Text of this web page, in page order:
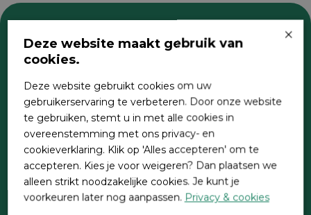
Zoeken
Direct contact
×
Deze website maakt gebruik van
cookies.
Deze website gebruikt cookies om uw
gebruikerservaring te verbeteren. Door onze website
te gebruiken, stemt u in met alle cookies in
overeenstemming met ons privacy- en
cookieverklaring. Klik op 'Alles accepteren' om te
accepteren. Kies je voor weigeren? Dan plaatsen we
alleen strikt noodzakelijke cookies. Je kunt je
voorkeuren later nog aanpassen. Privacy & cookies